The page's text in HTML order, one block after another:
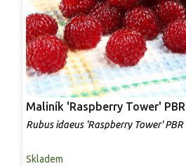
Maliník 'Raspberry Tower' PBR
Rubus idaeus 'Raspberry Tower' PBR
Skladem